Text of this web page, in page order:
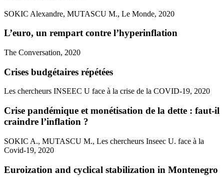
SOKIC Alexandre, MUTASCU M., Le Monde, 2020
L’euro, un rempart contre l’hyperinflation
The Conversation, 2020
Crises budgétaires répétées
Les chercheurs INSEEC U face à la crise de la COVID-19, 2020
Crise pandémique et monétisation de la dette : faut-il
craindre l’inflation ?
SOKIC A., MUTASCU M., Les chercheurs Inseec U. face à la
Covid-19, 2020
Euroization and cyclical stabilization in Montenegro